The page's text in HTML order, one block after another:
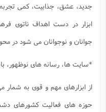
جدید، عشق، جذابیت، کمی
ابزار در دست اهداف ناتوی
جوانان و نوجوانان می شود در
*سایت ها، رسانه های نوظهور،
از ابزارهای مهم و قوی به شمار
حوزه های فعالیت کشورهای